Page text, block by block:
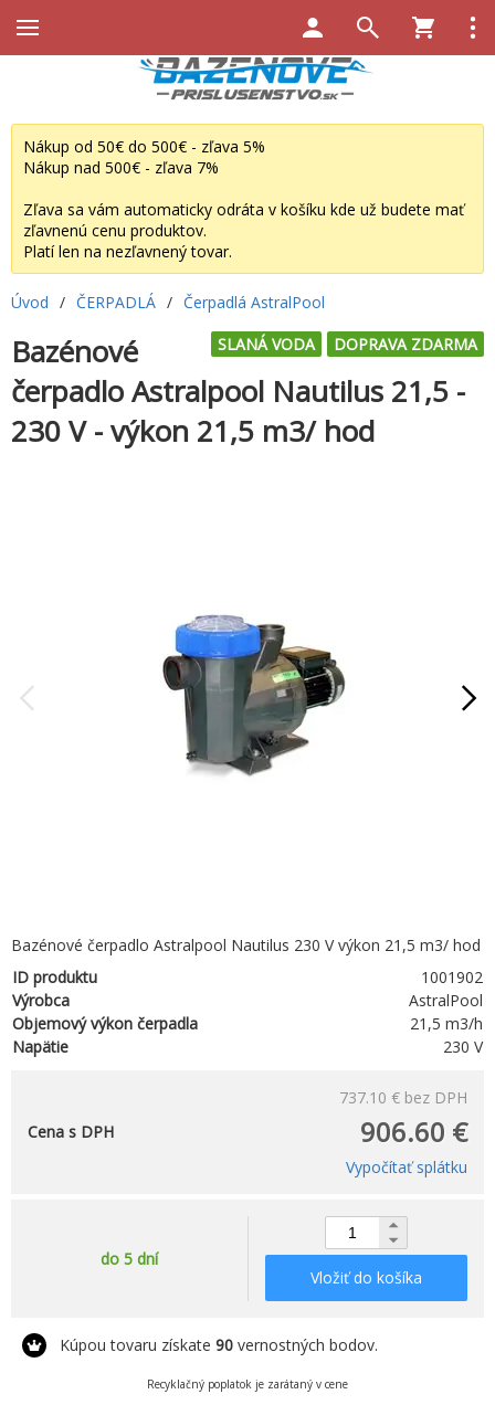
Nákup od 50€ do 500€ - zľava 5%
Nákup nad 500€ - zľava 7%
Zľava sa vám automaticky odráta v košíku kde už budete mať
zľavnenú cenu produktov.
Platí len na nezľavnený tovar.
Úvod / ČERPADLÁ / Čerpadlá AstralPool
DOPRAVA ZDARMA
SLANÁ VODA
Bazénové
čerpadlo Astralpool Nautilus 21,5 -
230 V - výkon 21,5 m3/ hod
Bazénové čerpadlo Astralpool Nautilus 230 V výkon 21,5 m3/ hod
ID produktu
1001902
Výrobca
AstralPool
Objemový výkon čerpadla
21,5 m3/h
Napätie
230 V
737.10 € bez DPH
906.60 €
Cena s DPH
Vypočítať splátku
do 5 dní
Vložiť do košíka
Kúpou tovaru získate 90 vernostných bodov.
Recyklačný poplatok je zarátaný v cene